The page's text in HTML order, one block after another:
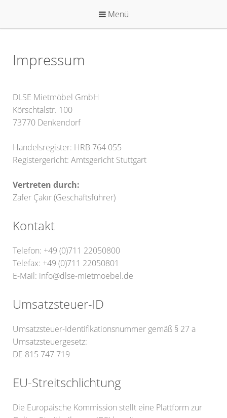
springen
Menü
Impressum
DLSE Mietmöbel GmbH
Körschtalstr. 100
73770 Denkendorf
Handelsregister: HRB 764 055
Registergericht: Amtsgericht Stuttgart
Vertreten durch:
Zafer Çakır (Geschäftsführer)
Kontakt
Telefon: +49 (0)711 22050800
Telefax: +49 (0)711 22050801
E-Mail: info@dlse-mietmoebel.de
Umsatzsteuer-ID
Umsatzsteuer-Identifikationsnummer gemäß § 27 a
Umsatzsteuergesetz:
DE 815 747 719
EU-Streitschlichtung
Die Europäische Kommission stellt eine Plattform zur